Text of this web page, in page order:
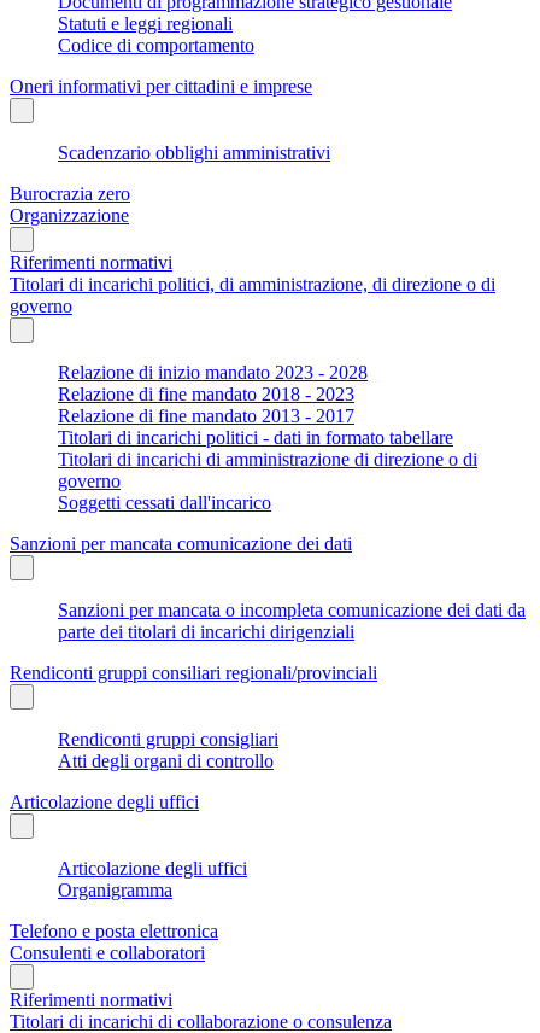
Statuti e leggi regionali
Codice di comportamento
Oneri informativi per cittadini e imprese
Scadenzario obblighi amministrativi
Burocrazia zero
Organizzazione
Riferimenti normativi
Titolari di incarichi politici, di amministrazione, di direzione o di
governo
Relazione di inizio mandato 2023 - 2028
Relazione di fine mandato 2018 - 2023
Relazione di fine mandato 2013 - 2017
Titolari di incarichi politici - dati in formato tabellare
Titolari di incarichi di amministrazione di direzione o di
governo
Soggetti cessati dall'incarico
Sanzioni per mancata comunicazione dei dati
Sanzioni per mancata o incompleta comunicazione dei dati da
parte dei titolari di incarichi dirigenziali
Rendiconti gruppi consiliari regionali/provinciali
Rendiconti gruppi consigliari
Atti degli organi di controllo
Articolazione degli uffici
Articolazione degli uffici
Organigramma
Telefono e posta elettronica
Consulenti e collaboratori
Riferimenti normativi
Titolari di incarichi di collaborazione o consulenza